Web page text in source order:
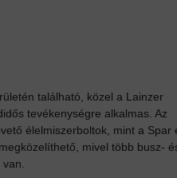
található, közel a Lainzer
tevékenységre alkalmas. Az
élelmiszerboltok, mint a Spar
mivel több busz-